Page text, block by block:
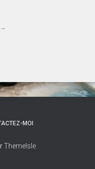
→
MOI
ThemeIsle